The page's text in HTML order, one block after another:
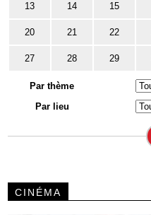
13 14 15
20 21 22
27 28 29
Par thème
Par lieu
CINÉMA